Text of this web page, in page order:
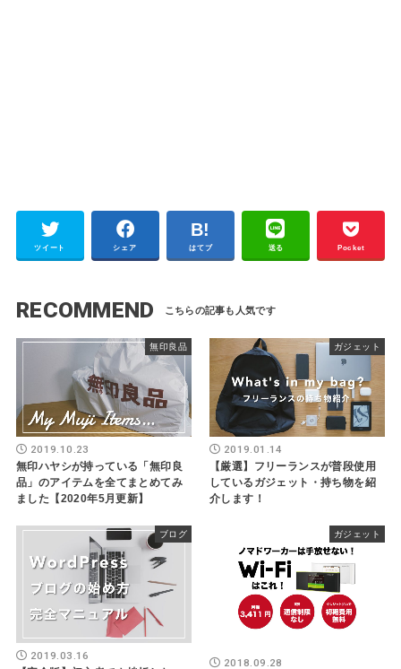
ツイート シェア はてブ 送る Pocket
RECOMMEND
無印良品
2019.10.23
無印ハヤシが持っている「無印良
品」のアイテムを全てまとめてみ
ました【2020年5月更新】
ガジェット
2019.01.14
【厳選】フリーランスが普段使用
しているガジェット・持ち物を紹
介します！
ブログ
2019.03.16
ガジェット
2018.09.28